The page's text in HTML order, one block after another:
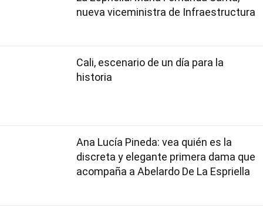
nueva viceministra de Infraestructura
Cali, escenario de un día para la
historia
Ana Lucía Pineda: vea quién es la
discreta y elegante primera dama que
acompaña a Abelardo De La Espriella